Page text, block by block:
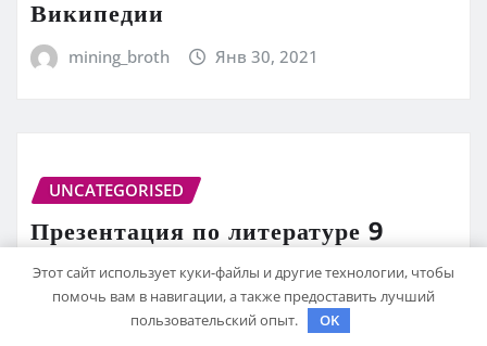
Википедии
mining_broth Янв 30, 2021
UNCATEGORISED
Презентация по литературе 9
класс Биография Лермонтова
САМОЕ ПОЛНОЕ РУКОВОДСТВО
Янв 30, 2021
Этот сайт использует куки-файлы и другие технологии, чтобы
помочь вам в навигации, а также предоставить лучший
пользовательский опыт.
OK